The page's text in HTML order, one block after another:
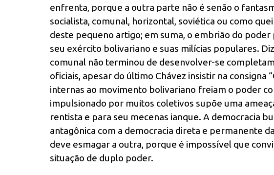
enfrenta, porque a outra parte não é senão o
socialista, comunal, horizontal, soviética ou como
deste pequeno artigo; em suma, o embrião do
seu exército bolivariano e suas milícias populares.
comunal não terminou de desenvolver-se
oficiais, apesar do último Chávez insistir na consigna
internas ao movimento bolivariano freiam o poder
impulsionado por muitos coletivos supõe uma
rentista e para seu mecenas ianque. A democracia
antagônica com a democracia direta e permanente
deve esmagar a outra, porque é impossível que
situação de duplo poder.